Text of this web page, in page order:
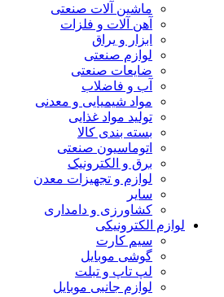
ماشین آلات صنعتی
آهن آلات و فلزات
ابزار و یراق
لوازم صنعتی
ضایعات صنعتی
آب و فاضلاب
مواد شیمیایی و معدنی
تولید مواد غذایی
بسته بندی کالا
اتوماسیون صنعتی
برق و الکترونیک
لوازم و تجهیزات معدن
سایر
کشاورزی و دامداری
لوازم الکترونیکی
سیم کارت
گوشی موبایل
لپ تاپ و تبلت
لوازم جانبی موبایل